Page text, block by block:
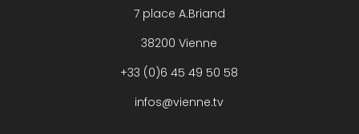
7 place A.Briand
38200 Vienne
+33 (0)6 45 49 50 58
infos@vienne.tv